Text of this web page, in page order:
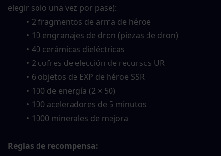
elegir solo una vez por pase):
2 fragmentos de arma de héroe
10 engranajes de dron (piezas de dron)
40 cerámicas dieléctricas
2 cofres de elección de recursos UR
6 objetos de EXP de héroe SSR
100 de energía (2 × 50)
100 aceleradores de 5 minutos
1000 minerales de mejora
Reglas de recompensa: